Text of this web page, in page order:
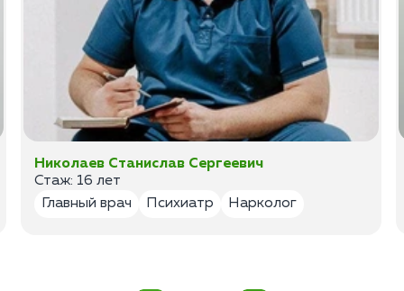
Николаев Станислав Сергеевич
Стаж: 16 лет
Главный врач
Психиатр Нарколог